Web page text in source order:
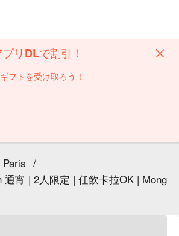
リDLで割引！
フトを受け取ろう！
Paris /
通宵 | 2人限定 | 任飲卡拉OK | Mong